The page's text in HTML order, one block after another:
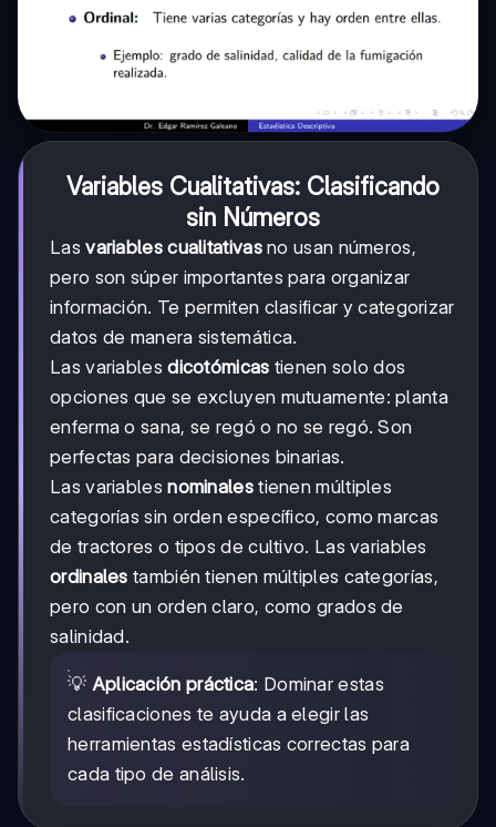
Variables Cualitativas: Clasificando
sin Números
Lasvariables cualitativasno usan números,
pero son súper importantes para organizar
información. Te permiten clasificar y categorizar
datos de manera sistemática.
Las variablesdicotómicas tienen solo dos
opciones que se excluyen mutuamente: planta
enferma o sana, se regó o no se regó. Son
perfectas para decisiones binarias.
Las variablesnominalestienen múltiples
categorías sin orden específico, como marcas
de tractores o tipos de cultivo. Las variables
ordinales también tienen múltiples categorías,
pero con un orden claro, como grados de
salinidad.
💡 Aplicación práctica: Dominar estas
clasificaciones te ayuda a elegir las
herramientas estadísticas correctas para
cada tipo de análisis.